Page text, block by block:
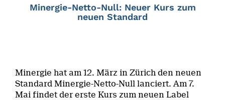
Minergie-Netto-Null: Neuer Kurs zum
neuen Standard
Minergie hat am 12. März in Zürich den neuen
Standard Minergie-Netto-Null lanciert. Am 7.
Mai findet der erste Kurs zum neuen Label